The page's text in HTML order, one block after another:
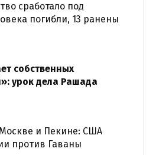
сработало под
погибли, 13 ранены
собственных
урок дела Рашада
и Пекине: США
против Гаваны